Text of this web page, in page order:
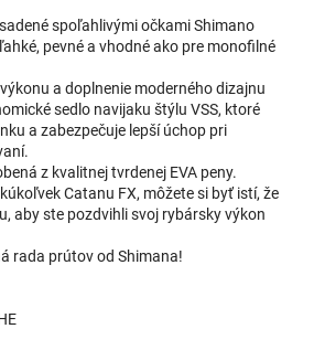
spoľahlivými očkami Shimano
pevné a vhodné ako pre monofilné
a doplnenie moderného dizajnu
sedlo navijaku štýlu VSS, ktoré
a zabezpečuje lepší úchop pri
z kvalitnej tvrdenej EVA peny.
Catanu FX, môžete si byť istí, že
aby ste pozdvihli svoj rybársky výkon
rada prútov od Shimana!